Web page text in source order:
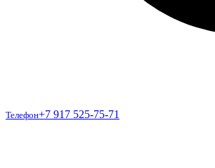
Телефон
Телефон+7 917 525-75-71